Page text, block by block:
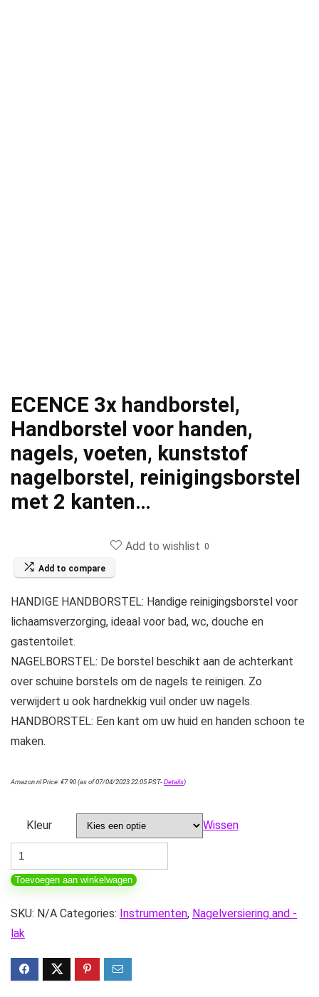
ECENCE 3x handborstel,
Handborstel voor handen,
nagels, voeten, kunststof
nagelborstel, reinigingsborstel
met 2 kanten…
Add to wishlist 0
Add to compare
HANDIGE HANDBORSTEL: Handige reinigingsborstel voor
lichaamsverzorging, ideaal voor bad, wc, douche en
gastentoilet.
NAGELBORSTEL: De borstel beschikt aan de achterkant
over schuine borstels om de nagels te reinigen. Zo
verwijdert u ook hardnekkig vuil onder uw nagels.
HANDBORSTEL: Een kant om uw huid en handen schoon te
maken.
Amazon.nl Price:€7.90(as of 07/04/2023 22:05 PST-Details)
Kleur
Wissen
ECENCE
3x
Handborstel
voor
nagels,
Toevoegen aan winkelwagen
SKU: N/A Categories: Instrumenten, Nagelversiering and -
lak